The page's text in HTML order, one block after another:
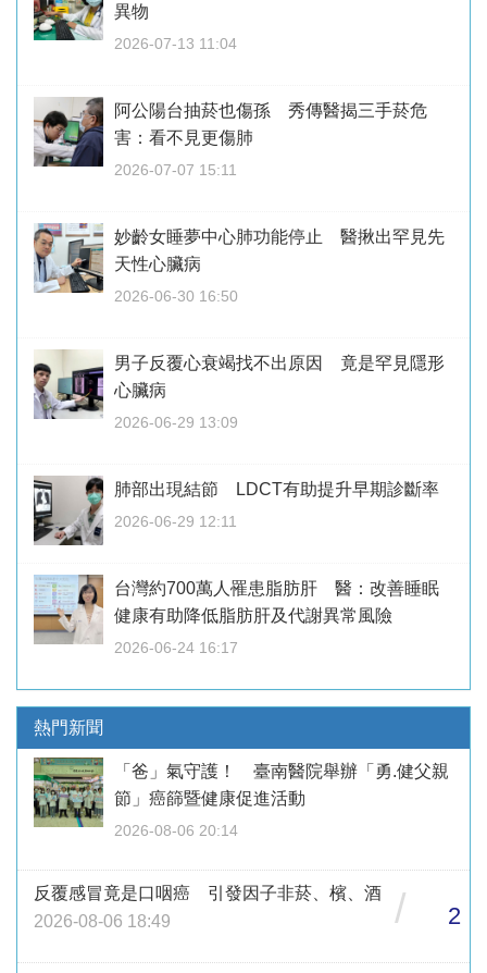
異物
2026-07-13 11:04
阿公陽台抽菸也傷孫 秀傳醫揭三手菸危
害：看不見更傷肺
2026-07-07 15:11
妙齡女睡夢中心肺功能停止 醫揪出罕見先
天性心臟病
2026-06-30 16:50
男子反覆心衰竭找不出原因 竟是罕見隱形
心臟病
2026-06-29 13:09
肺部出現結節 LDCT有助提升早期診斷率
2026-06-29 12:11
台灣約700萬人罹患脂肪肝 醫：改善睡眠
健康有助降低脂肪肝及代謝異常風險
2026-06-24 16:17
熱門新聞
「爸」氣守護！ 臺南醫院舉辦「勇.健父親
節」癌篩暨健康促進活動
2026-08-06 20:14
反覆感冒竟是口咽癌 引發因子非菸、檳、酒
2026-08-06 18:49
/ 2